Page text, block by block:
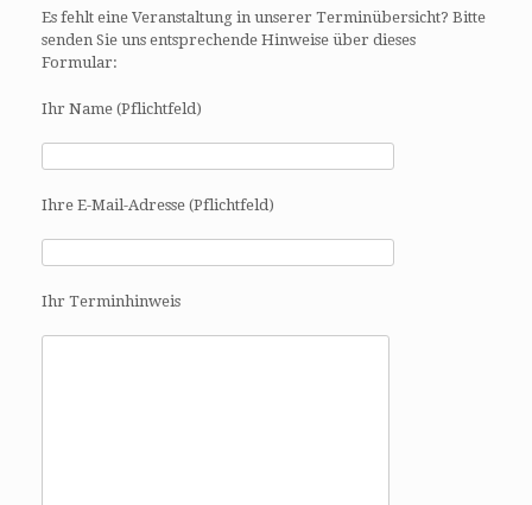
Es fehlt eine Veranstaltung in unserer Terminübersicht? Bitte
senden Sie uns entsprechende Hinweise über dieses
Formular:
Ihr Name (Pflichtfeld)
Ihre E-Mail-Adresse (Pflichtfeld)
Ihr Terminhinweis